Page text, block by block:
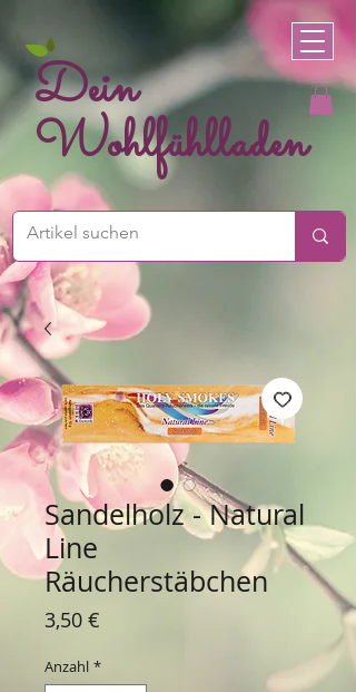
Dein
Wohlfühlladen
Sandelholz - Natural
Line
Räucherstäbchen
3,50 €
Anzahl *